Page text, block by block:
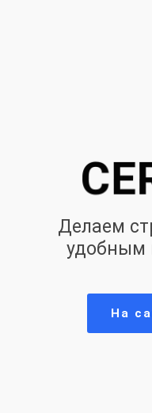
Делаем
удобным
На